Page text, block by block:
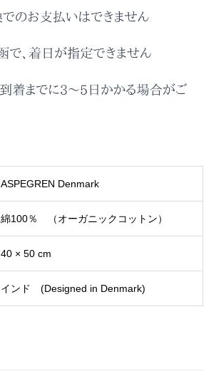
ASPEGREN Denmark
綿100％ （オーガニックコットン）
40 × 50 cm
インド (Designed in Denmark)